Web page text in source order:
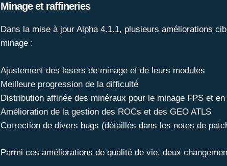
Minage et raffineries
Dans la mise à jour Alpha 4.1.1, plusieurs améliorations
minage :
Ajustement des lasers de minage et de leurs modules
Meilleure progression de la difficulté
Distribution affinée des minéraux pour le minage FPS et
Amélioration de la gestion des ROCs et des GEO ATLS
Correction de divers bugs (détaillés dans les notes de
Parmi ces améliorations de qualité de vie, deux